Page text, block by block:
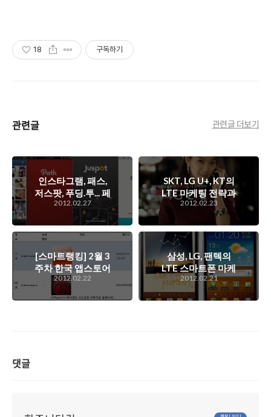
18 구독하기
관련글 관련글 더보기
인스타그램, 패스,
저스팟, 푸딩.투... 페
이스북과 트위터를
플랫폼으로 잘 이용
하고 있는 사진 공유
2012.02.27
SKT, LG U+, KT의
LTE 마케팅 전략과
그 속에서 노리고 있
는 업체들의 생각은
무엇일지?
2012.02.23
[스마트랭킹] 2월 3
주차 한국 앱스토어
인기 앱은 무엇?
2012.02.22
삼성, LG, 팬텍의
LTE 스마트폰 마케
팅 전략과 그 속에서
노리고 있는 업체들
의 생각은 무엇일
2012.02.21
댓글